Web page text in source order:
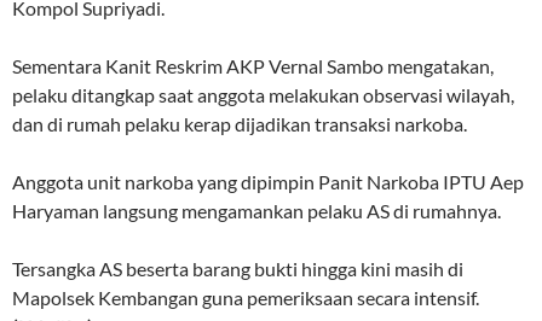
Kompol Supriyadi.
Sementara Kanit Reskrim AKP Vernal Sambo mengatakan,
pelaku ditangkap saat anggota melakukan observasi wilayah,
dan di rumah pelaku kerap dijadikan transaksi narkoba.
Anggota unit narkoba yang dipimpin Panit Narkoba IPTU Aep
Haryaman langsung mengamankan pelaku AS di rumahnya.
Tersangka AS beserta barang bukti hingga kini masih di
Mapolsek Kembangan guna pemeriksaan secara intensif.